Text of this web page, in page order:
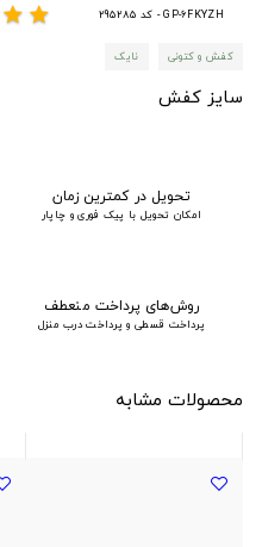
GP-6FKYZH - کد 295285 star
star
کفش و کتونی نایک
سایز کفش
تحویل در کمترین زمان
امکان تحویل با پیک فوری و چاپار
روش‌های پرداخت منعطف
پرداخت قسطی و پرداخت درب منزل
محصولات مشابه